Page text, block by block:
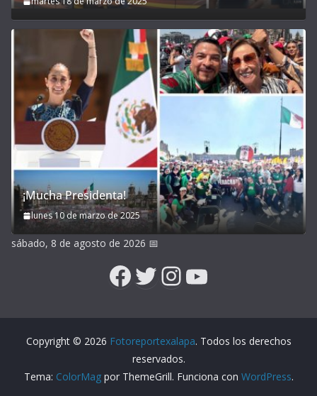
¡Mucha Presidenta!
lunes 10 de marzo de 2025
sábado, 8 de agosto de 2026 📅
Facebook
Twitter
Instagram
YouTube
Copyright © 2026 Fotoreportexalapa. Todos los derechos
reservados.
Tema: ColorMagpor ThemeGrill. Funciona con WordPress.